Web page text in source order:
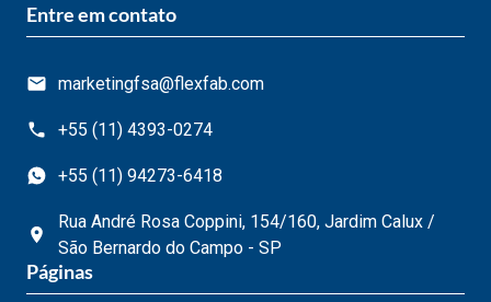
Entre em contato
marketingfsa@flexfab.com
+55 (11) 4393-0274
+55 (11) 94273-6418
Rua André Rosa Coppini, 154/160, Jardim Calux /
São Bernardo do Campo - SP
Páginas